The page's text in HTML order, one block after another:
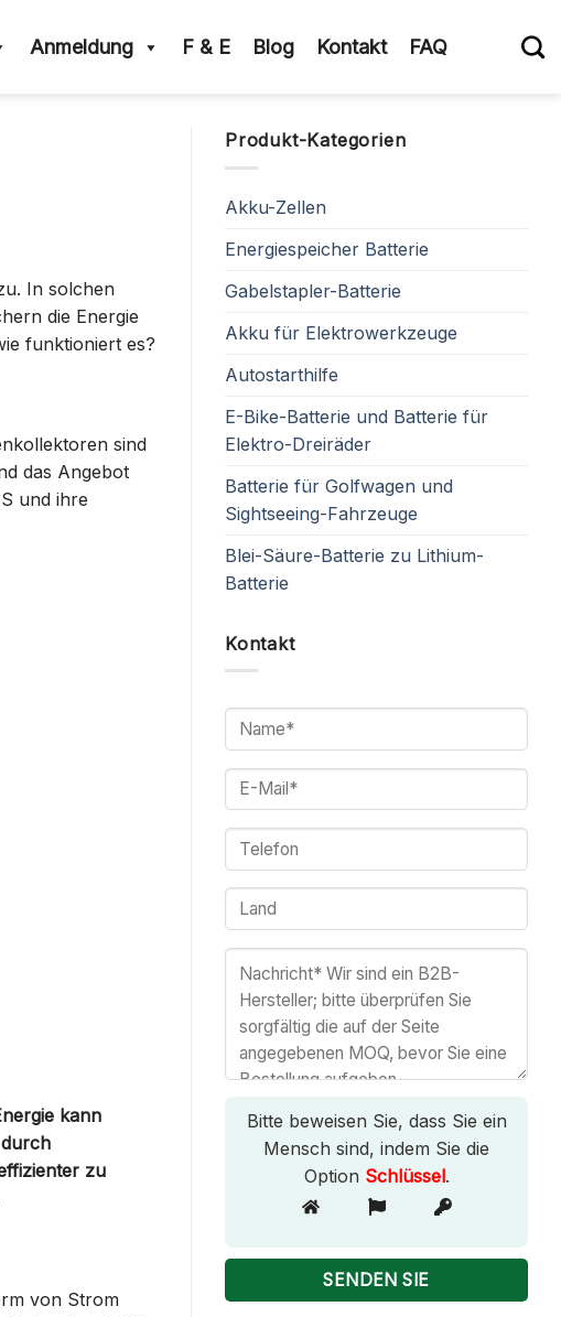
Anmeldung F & E Blog Kontakt FAQ
In solchen
die Energie
funktioniert es?
sind
das Angebot
und ihre
kann
zu
von Strom
Produkt-Kategorien
Akku-Zellen
Energiespeicher Batterie
Gabelstapler-Batterie
Akku für Elektrowerkzeuge
Autostarthilfe
E-Bike-Batterie und Batterie für
Elektro-Dreiräder
Batterie für Golfwagen und
Sightseeing-Fahrzeuge
Blei-Säure-Batterie zu Lithium-
Batterie
Kontakt
Bitte beweisen Sie, dass Sie ein
Mensch sind, indem Sie die
Option Schlüssel.